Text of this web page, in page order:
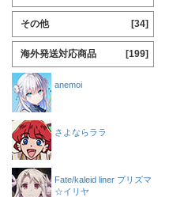
その他 [34]
海外発送対応商品 [199]
anemoi
さよならララ
Fate/kaleid liner プリズマ
☆イリヤ